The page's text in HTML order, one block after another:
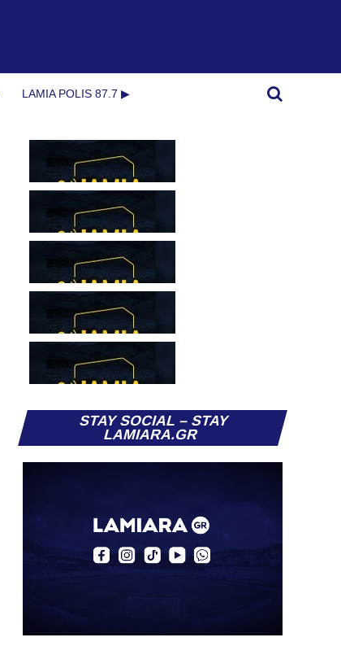
LAMIA POLIS 87.7 ▶︎
STAY SOCIAL – STAY
LAMIARA.GR